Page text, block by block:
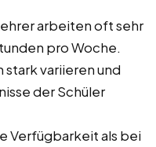
arbeiten oft sehr
pro Woche.
variieren und
der Schüler
Verfügbarkeit als bei